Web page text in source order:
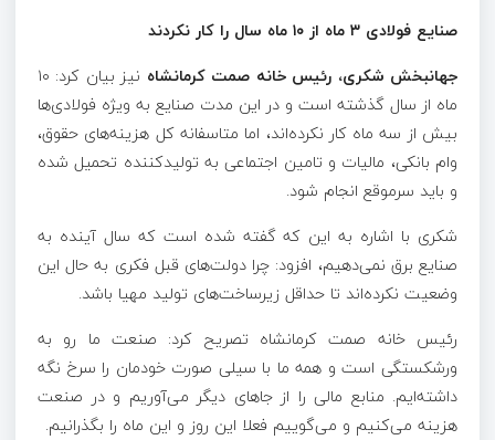
صنایع فولادی ۳ ماه از ۱۰ ماه سال را کار نکردند
جهانبخش شکری، رئیس خانه صمت کرمانشاه
نیز بیان کرد: ۱۰
ماه از سال گذشته است و در این مدت صنایع به ویژه فولادی‌ها
بیش از سه ماه کار نکرده‌اند، اما متاسفانه کل هزینه‌های حقوق،
وام بانکی، مالیات و تامین اجتماعی به تولیدکننده تحمیل شده
و باید سرموقع انجام شود.
شکری با اشاره به این که گفته شده است که سال آینده به
صنایع برق نمی‌‌دهیم، افزود: چرا دولت‌های قبل فکری به حال این
وضعیت نکرده‌اند تا حداقل زیرساخت‌های تولید مهیا باشد.
رئیس خانه صمت کرمانشاه تصریح کرد: صنعت ما رو به
ورشکستگی است و همه ما با سیلی صورت خودمان را سرخ نگه
داشته‌ایم. منابع مالی را از جاهای دیگر می‌آوریم و در صنعت
هزینه می‌کنیم و می‌گوییم فعلا این روز و این ماه را بگذرانیم.